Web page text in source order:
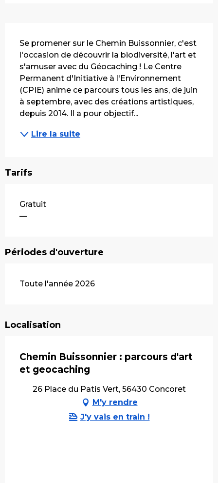
Se promener sur le Chemin Buissonnier, c'est
l'occasion de découvrir la biodiversité, l'art et
s'amuser avec du Géocaching ! Le Centre
Permanent d'Initiative à l'Environnement
(CPIE) anime ce parcours tous les ans, de juin
à septembre, avec des créations artistiques,
depuis 2014. Il a pour objectif...
Lire la suite
Tarifs
Tarifs 2026
Gratuit
—
Périodes d'ouverture
Toute l'année 2026
Localisation
Chemin Buissonnier : parcours d'art
et geocaching
26 Place du Patis Vert, 56430 Concoret
M'y rendre
J'y vais en train !